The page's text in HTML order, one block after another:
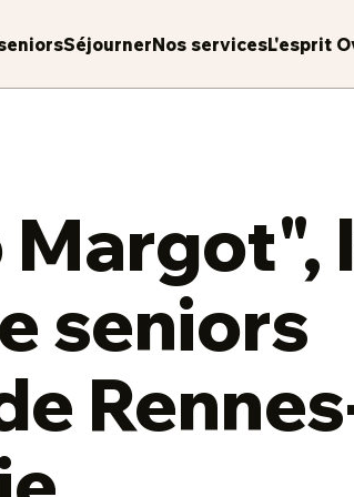
SéjournerNos servicesL'esprit
Margot",
seniors